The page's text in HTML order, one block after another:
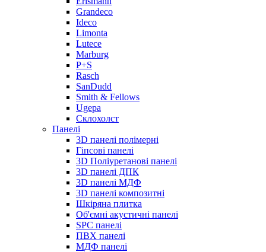
Grandeco
Ideco
Limonta
Lutece
Marburg
P+S
Rasch
SanDudd
Smith & Fellows
Ugepa
Склохолст
Панелі
3D панелі полімерні
Гіпсові панелі
3D Поліуретанові панелі
3D панелі ДПК
3D панелі МДФ
3D панелі композитні
Шкіряна плитка
Об'ємні акустичні панелі
SPC панелі
ПВХ панелі
МДФ панелі